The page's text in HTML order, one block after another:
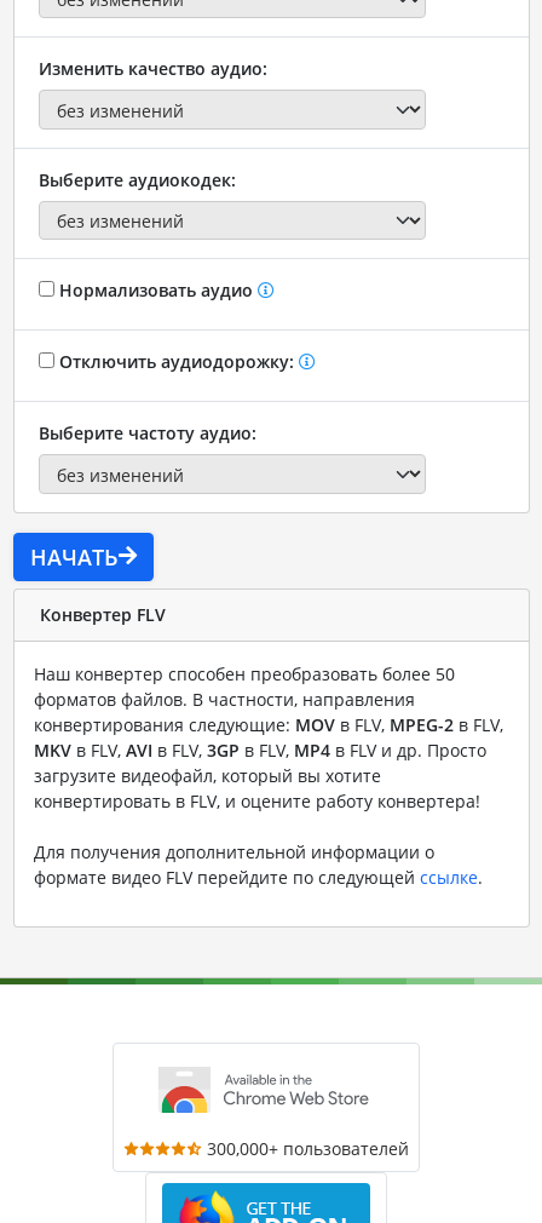
Изменить качество аудио:
Выберите аудиокодек:
Нормализовать аудио
Отключить аудиодорожку:
Выберите частоту аудио:
НАЧАТЬ
Конвертер FLV
Наш конвертер способен преобразовать более 50
форматов файлов. В частности, направления
конвертирования следующие: MOVв FLV, MPEG-2в FLV,
MKVв FLV, AVI в FLV, 3GP в FLV, MP4в FLV и др. Просто
загрузите видеофайл, который вы хотите
конвертировать в FLV, и оцените работу конвертера!
Для получения дополнительной информации о
формате видео FLV перейдите по следующей ссылке.
300,000+ пользователей